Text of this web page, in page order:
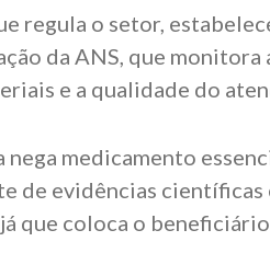
regula o setor,
da ANS, que monitora
e a qualidade do
nega medicamento
de evidências
que coloca o